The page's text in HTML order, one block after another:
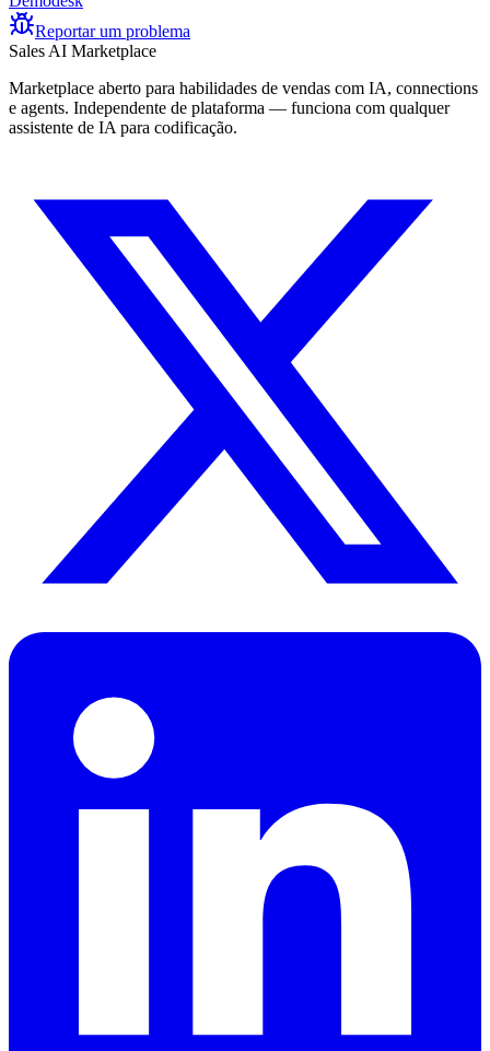
Reportar um problema
Sales AI Marketplace
Marketplace aberto para habilidades de vendas com IA, connections
e agents. Independente de plataforma — funciona com qualquer
assistente de IA para codificação.